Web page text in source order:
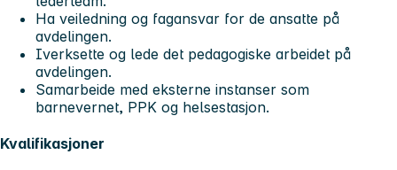
Ha veiledning og fagansvar for de ansatte på
avdelingen.
Iverksette og lede det pedagogiske arbeidet på
avdelingen.
Samarbeide med eksterne instanser som
barnevernet, PPK og helsestasjon.
Kvalifikasjoner